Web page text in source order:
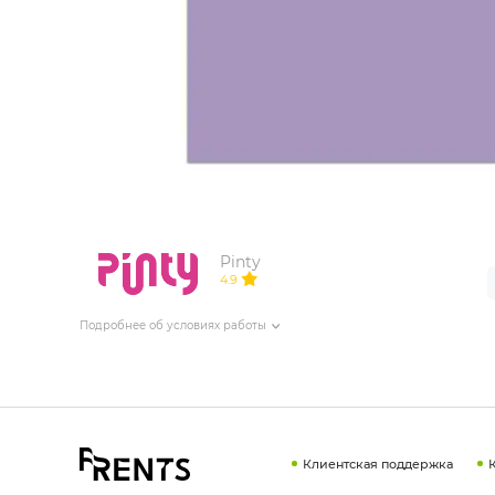
Pinty
4.9
Подробнее об условиях работы
Клиентская поддержка